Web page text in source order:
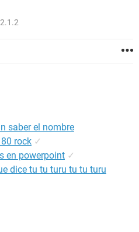
saber el nombre
rock ✓
en powerpoint ✓
dice tu tu turu tu tu turu